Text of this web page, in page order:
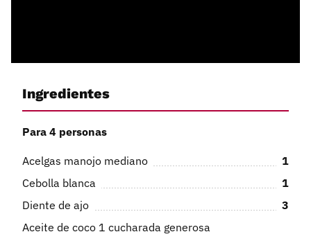
Ingredientes
Para 4 personas
Acelgas manojo mediano
1
Cebolla blanca
1
Diente de ajo
3
Aceite de coco 1 cucharada generosa